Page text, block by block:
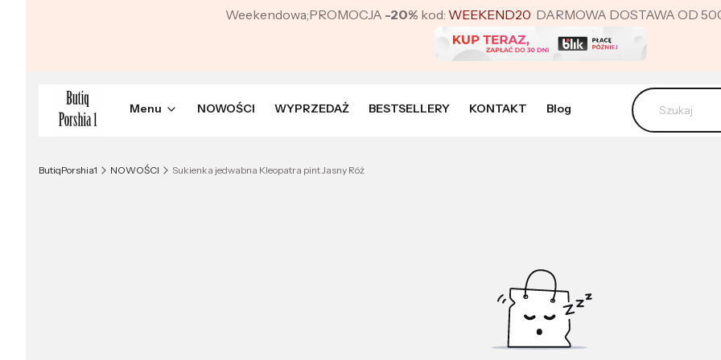
Weekendowa;PROMOCJA -20% kod: WEEKEND20 DARMOWA DOSTAWA OD
Menu NOWOŚCI WYPRZEDAŻ BESTSELLERY KONTAKT Blog
ButiqPorshia1 NOWOŚCI Sukienka jedwabna Kleopatra pint Jasny Róż